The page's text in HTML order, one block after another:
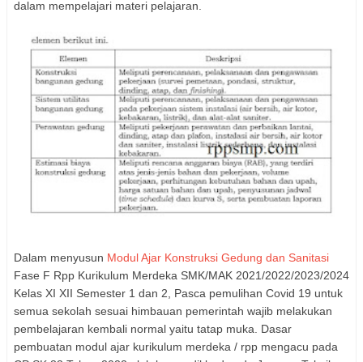
dalam mempelajari materi pelajaran.
Dalam menyusun Modul Ajar Konstruksi Gedung dan Sanitasi
Fase F Rpp Kurikulum Merdeka SMK/MAK 2021/2022/2023/2024
Kelas XI XII Semester 1 dan 2, Pasca pemulihan Covid 19 untuk
semua sekolah sesuai himbauan pemerintah wajib melakukan
pembelajaran kembali normal yaitu tatap muka. Dasar
pembuatan modul ajar kurikulum merdeka / rpp mengacu pada